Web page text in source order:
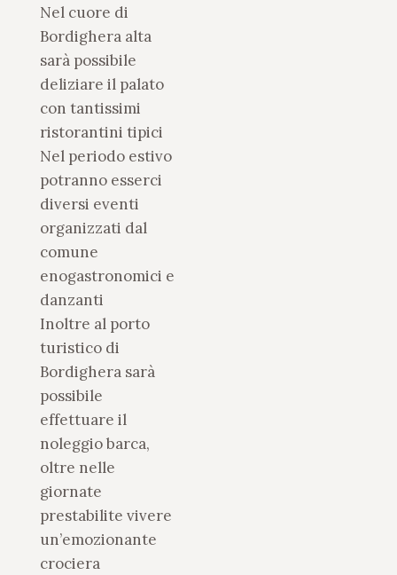
Nel cuore di
Bordighera alta
sarà possibile
deliziare il palato
con tantissimi
ristorantini tipici
Nel periodo estivo
potranno esserci
diversi eventi
organizzati dal
comune
enogastronomici e
danzanti
Inoltre al porto
turistico di
Bordighera sarà
possibile
effettuare il
noleggio barca,
oltre nelle
giornate
prestabilite vivere
un’emozionante
crociera